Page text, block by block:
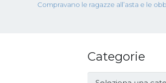
Compravano le ragazze all’asta e le
Categorie
Categorie